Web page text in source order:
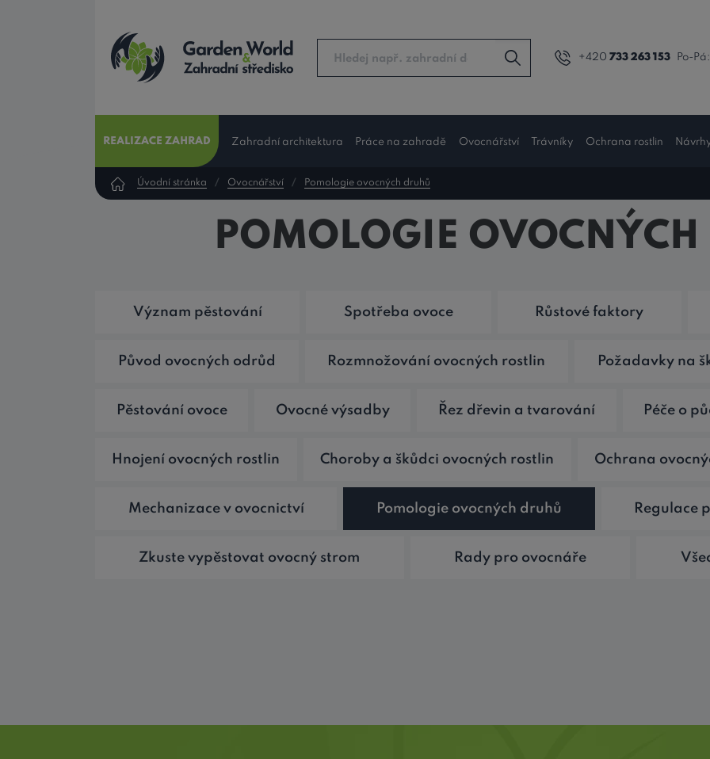
+420 733 263 153 Po-
REALIZACE ZAHRAD Zahradní architektura Práce na zahradě Ovocnářství Trávníky Ochrana rostlin
Úvodní stránka Ovocnářství Pomologie ovocných druhů
POMOLOGIE OVOCNÝCH
Význam pěstování Spotřeba ovoce Růstové faktory
Původ ovocných odrůd Rozmnožování ovocných rostlin Požadavky na
Pěstování ovoce Ovocné výsadby Řez dřevin a tvarování Péče o
Hnojení ovocných rostlin Choroby a škůdci ovocných rostlin Ochrana
Mechanizace v ovocnictví Pomologie ovocných druhů Regulace
Zkuste vypěstovat ovocný strom Rady pro ovocnáře